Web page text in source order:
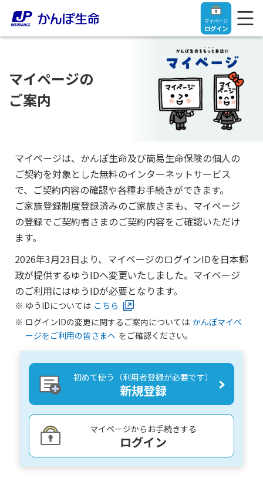
マイページ
ログイン
トップ
ご契約者さま
マイページログイン
お手続き一覧
きっかけ・できごとから探す
マイページでできること
新規登録
ログイン
保険をご検討中のお客さま
保険をご検討中のお客さま
終身保険
養老保険
定期保険
学資保険
長寿支援保険
お見積りシミュレーション
資料請求
保険の探し方のポイント
法人のお客さま
ちら
法人のお客さま向け商品一覧
目的から探す
お役立ち情報
かんぽ生命の団体取扱い
法人向け資料請求
お問い合わせ先
お役立ち情報
かんぽのLifeサポートナビ
保険
医療
お金
子育て
ライフプラン
かんぽ生命について
かんぽ生命について
ご挨拶
経営理念・経営戦略
会社概要
財務情報
よくあるご質問
お問い合わせ
サステナビリティ
株主・投資家のみなさまへ
採用情報
マイページの
ご案内
マイページは、かんぽ生命及び簡易生命保険の個人の
ご契約を対象とした無料のインターネットサービス
で、ご契約内容の確認や各種お手続きができます。
ご家族登録制度登録済みのご家族さまも、マイページ
の登録でご契約者さまのご契約内容をご確認いただけ
ます。
2026年3月23日より、マイページのログインIDを日本郵
政が提供するゆうIDへ変更いたしました。マイページ
のご利用にはゆうIDが必要となります。
ゆうIDについては こちら
ログインIDの変更に関するご案内については かんぽマイペ
ージをご利用の皆さまへ をご確認ください。
初めて使う（利用者登録が必要です）
新規登録
マイページからお手続きする
ログイン